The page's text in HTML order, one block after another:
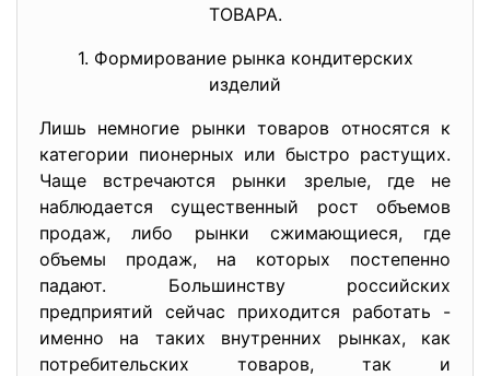
ТОВАРА.
1. Формирование рынка кондитерских
изделий
Лишь немногие рынки товаров относятся к
категории пионерных или быстро растущих.
Чаще встречаются рынки зрелые, где не
наблюдается существенный рост объемов
продаж, либо рынки сжимающиеся, где
объемы продаж, на которых постепенно
падают. Большинству российских
предприятий сейчас приходится работать -
именно на таких внутренних рынках, как
потребительских товаров, так и